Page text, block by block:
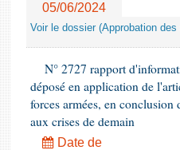
05/06/2024
Voir le dossier (Approbation
N° 2727 rapport
déposé en application de
forces armées, en
aux crises de demain
Date de